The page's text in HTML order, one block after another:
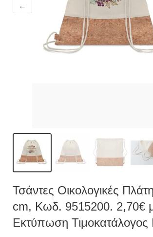
←
Τσάντες Οικολογικές
cm, Κωδ. 9515200. 2,70€
Εκτύπωση Τιμοκατάλογος